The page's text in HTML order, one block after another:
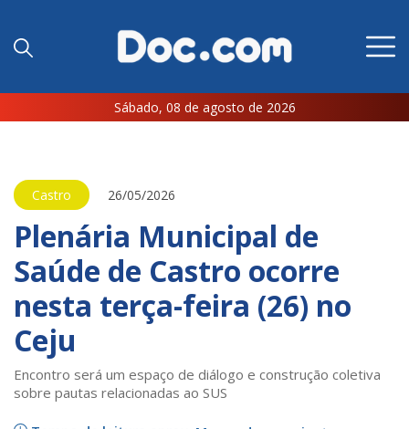
Sábado, 08 de agosto de 2026
Castro 26/05/2026
Plenária Municipal de
Saúde de Castro ocorre
nesta terça-feira (26) no
Ceju
Encontro será um espaço de diálogo e construção coletiva
sobre pautas relacionadas ao SUS